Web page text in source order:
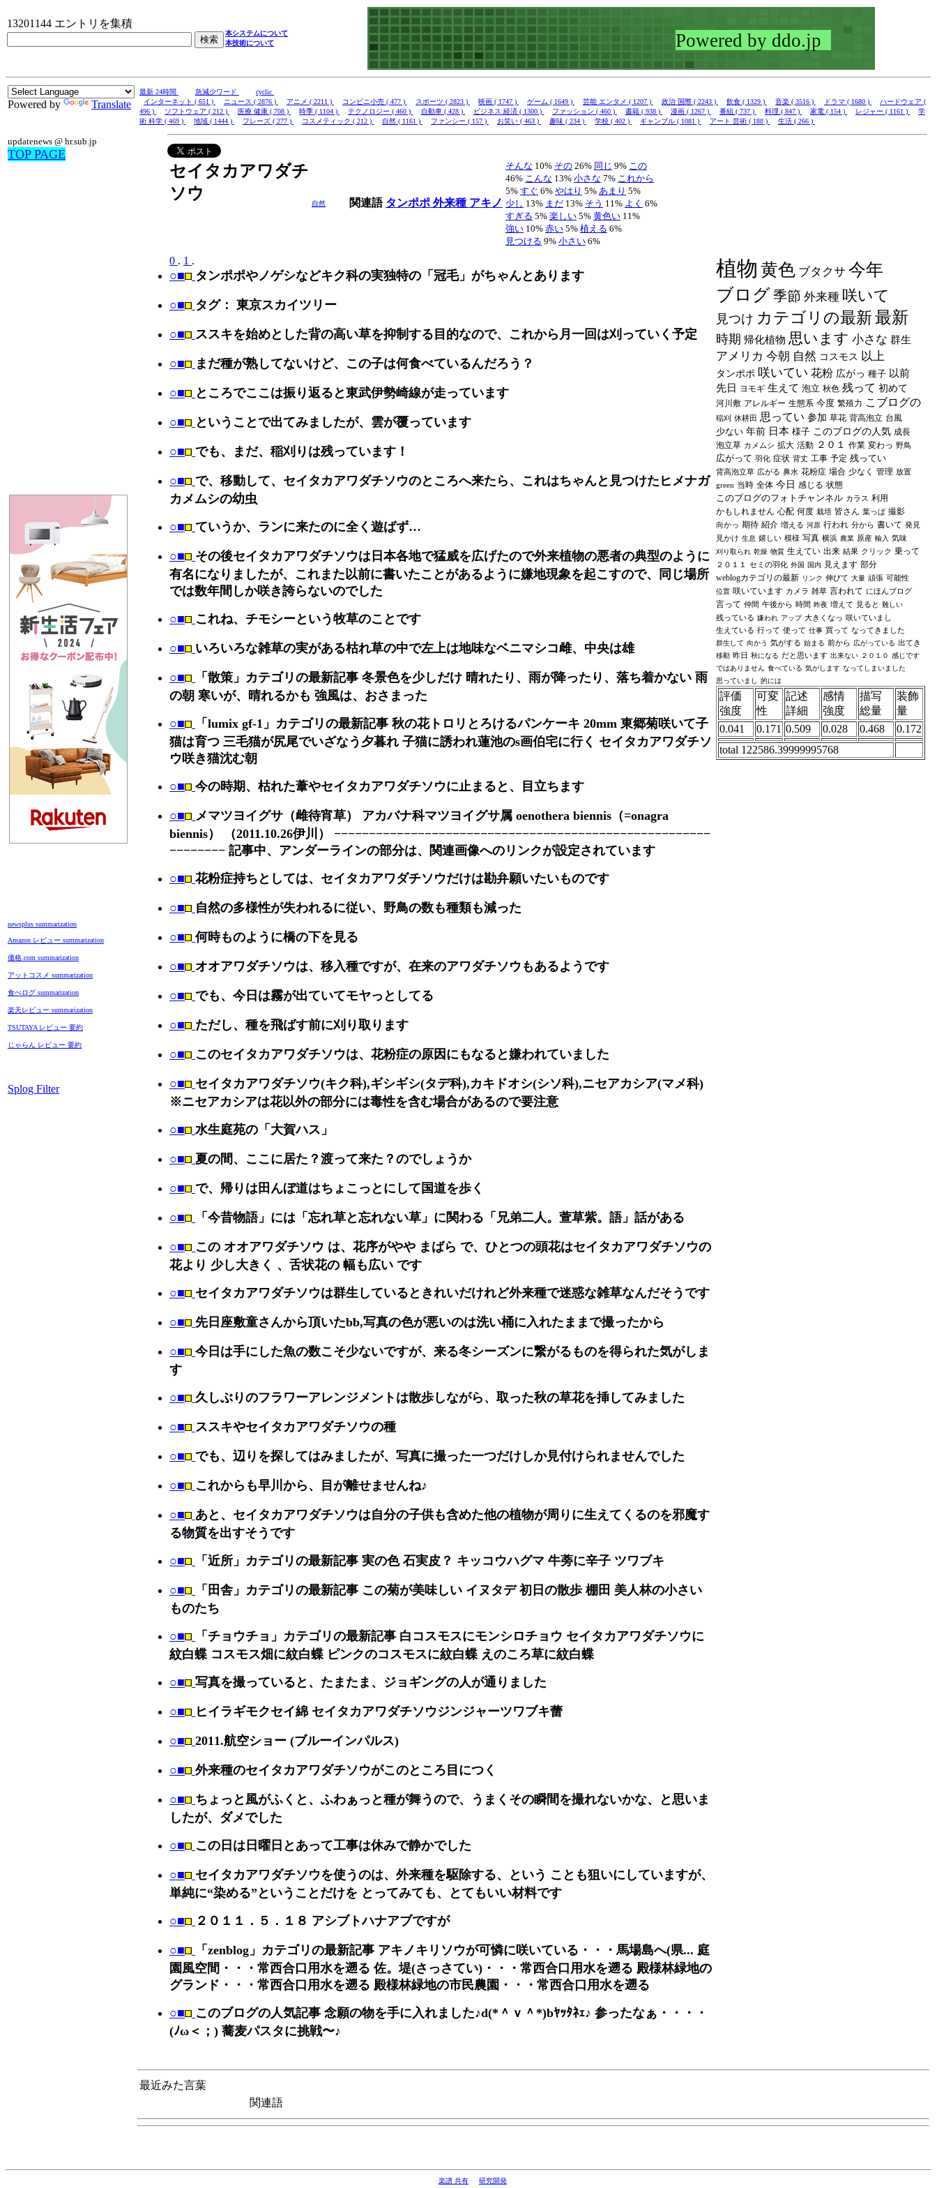
13201144 エントリを集積
本システムについて
本技術について
Powered by Translate
updatenews @ hr.sub.jp
TOP PAGE
newsplus summarization
Amazon レビュー summarization
価格.com summarization
アットコスメ summarization
食べログ summarization
楽天レビュー summarization
TSUTAYA レビュー 要約
じゃらん レビュー 要約
Splog Filter
最新 24時間 急減少ワード
cyclic
インターネット ( 651 )
ニュース ( 2876 ) アニメ ( 2211 ) コンビニ小売 ( 477 ) スポーツ ( 2823 ) 映画 ( 1747 ) ゲーム ( 1649 ) 芸能 エンタメ ( 1207 ) 政治 国際 ( 2243 ) 飲食 ( 1329 ) 音楽 ( 3516 ) ドラマ ( 1680 )
ハードウェア (
496 )
ソフトウェア ( 212 ) 医療 健康 ( 708 ) 時季 ( 1104 ) テクノロジー ( 460 ) 自動車 ( 428 ) ビジネス 経済 ( 1300 ) ファッション ( 460 ) 書籍 ( 938 ) 漫画 ( 1267 ) 番組 ( 737 ) 料理 ( 847 ) 家電 ( 154 ) レジャー ( 1161 )
学
術 科学 ( 469 )
地域 ( 1444 ) フレーズ ( 277 ) コスメティック ( 212 ) 自然 ( 1161 ) ファンシー ( 157 ) お笑い ( 463 ) 趣味 ( 234 ) 学校 ( 402 ) ギャンブル ( 1081 ) アート 芸術 ( 188 ) 生活 ( 266 )
セイタカアワダチ
ソウ
自然 関連語 タンポポ 外来種 アキノ
そんな 10% その 26% 同じ 9% この
46% こんな 13% 小さな 7% これから
5% すぐ 6% やはり 5% あまり 5%
少し 13% まだ 13% そう 11% よく 6%
すぎる 5% 楽しい 5% 黄色い 11%
強い 10% 赤い 5% 植える 6%
見つける 9% 小さい 6%
0 . 1 .
○■ タンポポやノゲシなどキク科の実独特の「冠毛」がちゃんとあります
○■ タグ： 東京スカイツリー
○■ ススキを始めとした背の高い草を抑制する目的なので、これから月一回は刈っていく予定
○■ まだ種が熟してないけど、この子は何食べているんだろう？
○■ ところでここは振り返ると東武伊勢崎線が走っています
○■ ということで出てみましたが、雲が覆っています
○■ でも、まだ、稲刈りは残っています！
○■ で、移動して、セイタカアワダチソウのところへ来たら、これはちゃんと見つけたヒメナガ
カメムシの幼虫
○■ ていうか、ランに来たのに全く遊ばず…
○■ その後セイタカアワダチソウは日本各地で猛威を広げたので外来植物の悪者の典型のように
有名になりましたが、これまた以前に書いたことがあるように嫌地現象を起こすので、同じ場所
では数年間しか咲き誇らないのでした
○■ これね、チモシーという牧草のことです
○■ いろいろな雑草の実がある枯れ草の中で左上は地味なベニマシコ雌、中央は雄
○■ 「散策」カテゴリの最新記事 冬景色を少しだけ 晴れたり、雨が降ったり、落ち着かない 雨
の朝 寒いが、晴れるかも 強風は、おさまった
○■ 「lumix gf-1」カテゴリの最新記事 秋の花トロリとろけるパンケーキ 20mm 東郷菊咲いて子
猫は育つ 三毛猫が尻尾でいざなう夕暮れ 子猫に誘われ蓮池のs画伯宅に行く セイタカアワダチソ
ウ咲き猫沈む朝
○■ 今の時期、枯れた葦やセイタカアワダチソウに止まると、目立ちます
○■ メマツヨイグサ（雌待宵草） アカバナ科マツヨイグサ属 oenothera biennis（=onagra
biennis） （2011.10.26伊川） −−−−−−−−−−−−−−−−−−−−−−−−−−−−−−−−−−−−−−−−−−−−−−−−−−−−−−
−−−−−−−− 記事中、アンダーラインの部分は、関連画像へのリンクが設定されています
○■ 花粉症持ちとしては、セイタカアワダチソウだけは勘弁願いたいものです
○■ 自然の多様性が失われるに従い、野鳥の数も種類も減った
○■ 何時ものように橋の下を見る
○■ オオアワダチソウは、移入種ですが、在来のアワダチソウもあるようです
○■ でも、今日は霧が出ていてモヤっとしてる
○■ ただし、種を飛ばす前に刈り取ります
○■ このセイタカアワダチソウは、花粉症の原因にもなると嫌われていました
○■ セイタカアワダチソウ(キク科),ギシギシ(タデ科),カキドオシ(シソ科),ニセアカシア(マメ科)
※ニセアカシアは花以外の部分には毒性を含む場合があるので要注意
○■ 水生庭苑の「大賀ハス」
○■ 夏の間、ここに居た？渡って来た？のでしょうか
○■ で、帰りは田んぼ道はちょこっとにして国道を歩く
○■ 「今昔物語」には「忘れ草と忘れない草」に関わる「兄弟二人。萱草紫。語」話がある
○■ この オオアワダチソウ は、花序がやや まばら で、ひとつの頭花はセイタカアワダチソウの
花より 少し大きく 、舌状花の 幅も広い です
○■ セイタカアワダチソウは群生しているときれいだけれど外来種で迷惑な雑草なんだそうです
○■ 先日座敷童さんから頂いたbb,写真の色が悪いのは洗い桶に入れたままで撮ったから
○■ 今日は手にした魚の数こそ少ないですが、来る冬シーズンに繋がるものを得られた気がしま
す
○■ 久しぶりのフラワーアレンジメントは散歩しながら、取った秋の草花を挿してみました
○■ ススキやセイタカアワダチソウの種
○■ でも、辺りを探してはみましたが、写真に撮った一つだけしか見付けられませんでした
○■ これからも早川から、目が離せませんね♪
○■ あと、セイタカアワダチソウは自分の子供も含めた他の植物が周りに生えてくるのを邪魔す
る物質を出すそうです
○■ 「近所」カテゴリの最新記事 実の色 石実皮？ キッコウハグマ 牛蒡に辛子 ツワブキ
○■ 「田舎」カテゴリの最新記事 この菊が美味しい イヌタデ 初日の散歩 棚田 美人林の小さい
ものたち
○■ 「チョウチョ」カテゴリの最新記事 白コスモスにモンシロチョウ セイタカアワダチソウに
紋白蝶 コスモス畑に紋白蝶 ピンクのコスモスに紋白蝶 えのころ草に紋白蝶
○■ 写真を撮っていると、たまたま、ジョギングの人が通りました
○■ ヒイラギモクセイ綿 セイタカアワダチソウジンジャーツワブキ蕾
○■ 2011.航空ショー (ブルーインパルス)
○■ 外来種のセイタカアワダチソウがこのところ目につく
○■ ちょっと風がふくと、ふわぁっと種が舞うので、うまくその瞬間を撮れないかな、と思いま
したが、ダメでした
○■ この日は日曜日とあって工事は休みで静かでした
○■ セイタカアワダチソウを使うのは、外来種を駆除する、という ことも狙いにしていますが、
単純に“染める”ということだけを とってみても、とてもいい材料です
○■ ２０１１．５．１８ アシブトハナアブですが
○■ 「zenblog」カテゴリの最新記事 アキノキリソウが可憐に咲いている・・・馬場島へ(県... 庭
園風空間・・・常西合口用水を遡る 佐。堤(さっさてい)・・・常西合口用水を遡る 殿様林緑地の
グランド・・・常西合口用水を遡る 殿様林緑地の市民農園・・・常西合口用水を遡る
○■ このブログの人気記事 念願の物を手に入れました♪d(*＾ｖ＾*)bﾔｯﾀﾈｪ♪ 参ったなぁ・・・・
(ﾉω＜；) 蕎麦パスタに挑戦〜♪
植物 黄色 ブタクサ 今年
ブログ季節 外来種 咲いて
見つけ カテゴリの最新 最新
時期 帰化植物 思います 小さな 群生
アメリカ 今朝 自然 コスモス 以上
タンポポ 咲いてい 花粉 広がっ 種子 以前
先日 ヨモギ 生えて 泡立 秋色 残って 初めて
河川敷 アレルギー 生態系 今度 繁殖力 こブログの
稲刈 休耕田 思ってい 参加 草花 背高泡立 台風
少ない 年前 日本 様子 このブログの人気 成長
泡立草 カメムシ 拡大 活動 ２０１ 作業 変わっ 野鳥
広がって 羽化 症状 背丈 工事 予定 残ってい
背高泡立草 広がる 鼻水 花粉症 場合 少なく 管理 放置
green 当時 全体 今日 感じる 状態
このブログのフォトチャンネル カラス 利用
かもしれません 心配 何度 栽培 皆さん 葉っぱ 撮影
向かっ 期待 紹介 増える 河原 行われ 分から 書いて 発見
見かけ 生息 嬉しい 模様 写真 横浜 農業 原産 輸入 気味
刈り取られ 乾燥 物質 生えてい 出来 結果 クリック 乗って
２０１１ セミの羽化 外国 国内 見えます 部分
weblogカテゴリの最新 リンク 伸びて 大量 頑張 可能性
位置 咲いています カメラ 雑草 言われて にほんブログ
言って 仲間 午後から 時間 昨夜 増えて 見ると 難しい
残っている 嫌われ アップ 大きくなっ 咲いていまし
生えている 行って 使って 仕事 買って なってきました
群生して 向かう 気がする 始まる 前から 広がっている 出てき
移動 昨日 秋になる だと思います 出来ない ２０１０ 感じです
ではありません 食べている 気がします なってしまいました
思っていまし 的には
評価
強度
可変
性
記述
詳細
感情
強度
描写
総量
装飾
量
0.041
0.171 0.509 0.028 0.468
0.172
total 122586.39999995768
最近みた言葉
関連語
楽譜 共有 研究開発